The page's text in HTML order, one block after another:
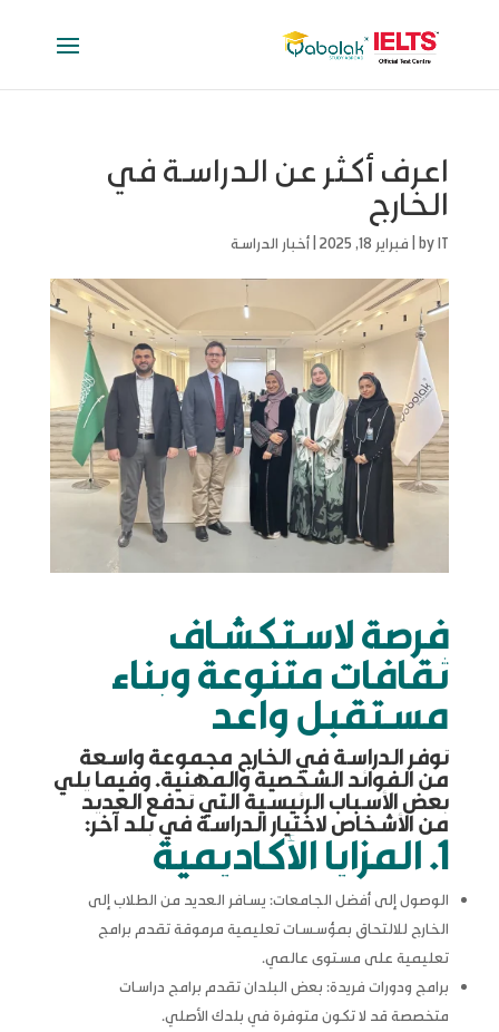
اعرف أكثر عن الدراسة في
الخارج
byIT
| فبراير 18, 2025 | أخبار الدراسة
فرصة لاستكشاف
ثقافات متنوعة وبناء
مستقبل واعد
توفر الدراسة في الخارج مجموعة واسعة
من الفوائد الشخصية والمهنية. وفيما يلي
بعض الأسباب الرئيسية التي تدفع العديد
من الأشخاص لاختيار الدراسة في بلد آخر:
1. المزايا الأكاديمية
الوصول إلى أفضل الجامعات: يسافر العديد من الطلاب إلى
الخارج للالتحاق بمؤسسات تعليمية مرموقة تقدم برامج
تعليمية على مستوى عالمي.
برامج ودورات فريدة: بعض البلدان تقدم برامج دراسات
متخصصة قد لا تكون متوفرة في بلدك الأصلي.